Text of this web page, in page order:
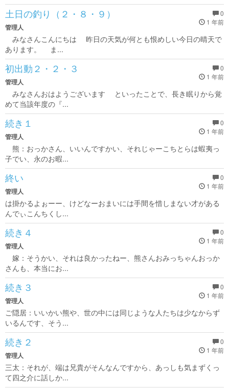
0
1 年前
土日の釣り（２・８・９）
管理人
みなさんこんにちは 昨日の天気が何とも恨めしい今日の晴天で
あります。 ま...
0
1 年前
初出動２・２・３
管理人
みなさんおはようございます といったことで、長き眠りから覚
めて当該年度の『...
0
1 年前
続き１
管理人
熊：おっかさん、いいんですかい、それじゃーこちとらは蝦夷っ
子でい、永のお暇...
0
1 年前
終い
管理人
は掛かるよぉーー、けどなーおまいには手間を惜しまない才がある
んでぃこんちくし...
0
1 年前
続き４
管理人
嫁：そうかい、それは良かったねー、熊さんおみっちゃんおっか
さんも、本当にお...
0
1 年前
続き３
管理人
ご隠居：いいかい熊や、世の中には同じような人たちは少なからず
いるんです、そう...
0
1 年前
続き２
管理人
三太：それが、端は兄貴がそんなんですから、あっしも気まずくっ
て四之介に話しか...